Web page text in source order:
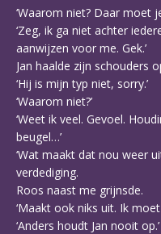
‘Waarom niet? Daar moet
‘Zeg, ik ga niet achter
aanwijzen voor me. Gek.’
Jan haalde zijn schouders
‘Hij is mijn typ niet, sorry.’
‘Waarom niet?’
‘Weet ik veel. Gevoel.
beugel…’
‘Wat maakt dat nou weer
verdediging.
Roos naast me grijnsde.
‘Maakt ook niks uit. Ik
‘Anders houdt Jan nooit op.’